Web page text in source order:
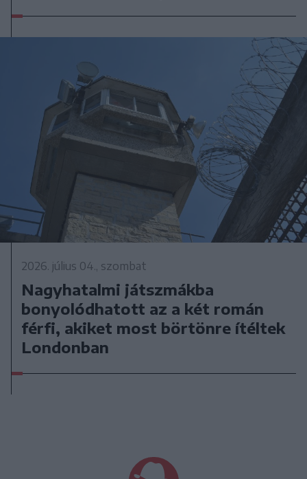
2026. július 04., szombat
Nagyhatalmi játszmákba
bonyolódhatott az a két román
férfi, akiket most börtönre ítéltek
Londonban